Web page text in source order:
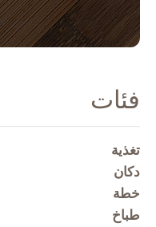
فئات
تغذية
دكان
خطة
طباخ